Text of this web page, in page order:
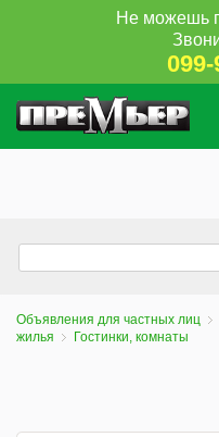
Не можешь
Объявления для частных лиц
жилья
Гостинки, комнаты